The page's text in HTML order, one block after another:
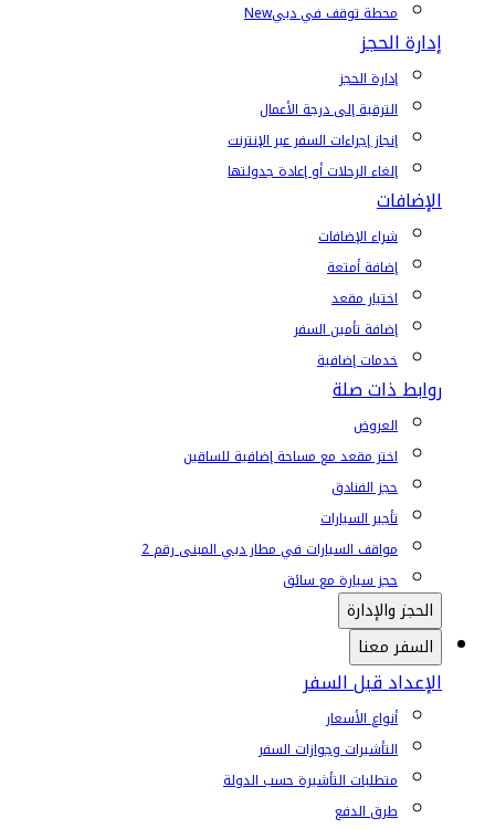
محطة توقف في دبيNew
إدارة الحجز
إدارة الحجز
الترقية إلى درجة الأعمال
إنجاز إجراءات السفر عبر الإنترنت
إلغاء الرحلات أو إعادة جدولتها
الإضافات
شراء الإضافات
إضافة أمتعة
اختيار مقعد
إضافة تأمين السفر
خدمات إضافية
روابط ذات صلة
العروض
اختر مقعد مع مساحة إضافية للساقين
حجز الفنادق
تأجير السيارات
مواقف السيارات في مطار دبي المبنى رقم 2
حجز سيارة مع سائق
الحجز والإدارة
السفر معنا
الإعداد قبل السفر
أنواع الأسعار
التأشيرات وجوازات السفر
متطلبات التأشيرة حسب الدولة
طرق الدفع